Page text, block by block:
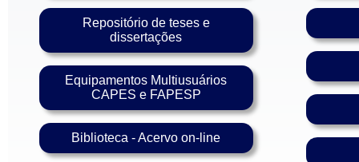
Repositório de teses e
dissertações
Equipamentos Multiusuários
CAPES e FAPESP
Biblioteca - Acervo on-line